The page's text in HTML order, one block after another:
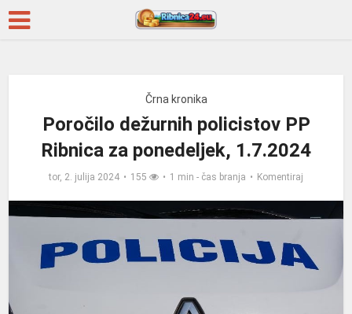
Črna kronika
Poročilo dežurnih policistov PP
Ribnica za ponedeljek, 1.7.2024
tor, 2. julija 2024 155 1 min - čas branja Komentiraj